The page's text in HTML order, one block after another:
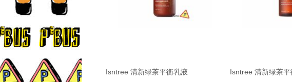
Isntree 清新绿茶平衡乳液 Isntree 清新绿茶平